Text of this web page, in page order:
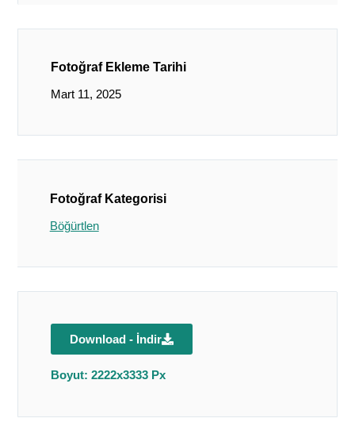
Fotoğraf Ekleme Tarihi
Mart 11, 2025
Fotoğraf Kategorisi
Böğürtlen
Download - İndir
Boyut: 2222x3333 Px